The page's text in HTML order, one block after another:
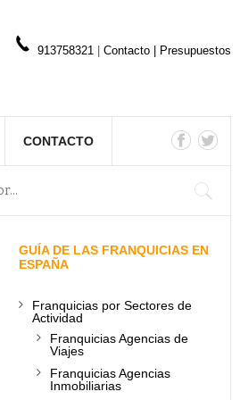
913758321 Contacto Presupuestos
CONTACTO
GUÍA DE LAS FRANQUICIAS EN
ESPAÑA
Franquicias por Sectores de
Actividad
Franquicias Agencias de
Viajes
Franquicias Agencias
Inmobiliarias